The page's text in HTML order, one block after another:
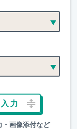
力
・画像添付など